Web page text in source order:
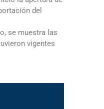
del
se muestra las
vigentes